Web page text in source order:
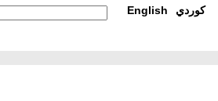
English كوردي